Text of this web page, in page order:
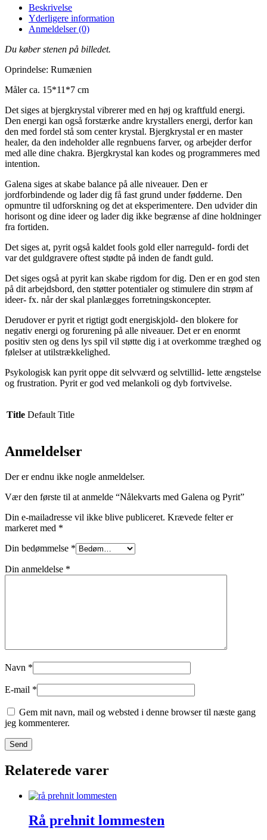
Pyrit
antal
Beskrivelse
Yderligere information
Anmeldelser (0)
Du køber stenen på billedet.
Oprindelse: Rumænien
Måler ca. 15*11*7 cm
Det siges at bjergkrystal vibrerer med en høj og kraftfuld energi.
Den energi kan også forstærke andre krystallers energi, derfor kan
den med fordel stå som center krystal. Bjergkrystal er en master
healer, da den indeholder alle regnbuens farver, og arbejder derfor
med alle dine chakra. Bjergkrystal kan kodes og programmeres med
intention.
Galena siges at skabe balance på alle niveauer. Den er
jordforbindende og lader dig få fast grund under fødderne. Den
opmuntre til udforskning og det at eksperimentere. Den udvider din
horisont og dine ideer og lader dig ikke begrænse af dine holdninger
fra fortiden.
Det siges at, pyrit også kaldet fools gold eller narreguld- fordi det
var det guldgravere oftest stødte på inden de fandt guld.
Det siges også at pyrit kan skabe rigdom for dig. Den er en god sten
på dit arbejdsbord, den støtter potentialer og stimulere din strøm af
ideer- fx. når der skal planlægges forretningskoncepter.
Derudover er pyrit et rigtigt godt energiskjold- den blokere for
negativ energi og forurening på alle niveauer. Det er en enormt
positiv sten og dens lys spil vil støtte dig i at overkomme træghed og
følelser at utilstrækkelighed.
Psykologisk kan pyrit oppe dit selvværd og selvtillid- lette ængstelse
og frustration. Pyrit er god ved melankoli og dyb fortvivelse.
Title Default Title
Anmeldelser
Der er endnu ikke nogle anmeldelser.
Vær den første til at anmelde “Nålekvarts med Galena og Pyrit”
Din e-mailadresse vil ikke blive publiceret. Krævede felter er
markeret med *
Din bedømmelse *
Din anmeldelse *
Navn *
E-mail *
Gem mit navn, mail og websted i denne browser til næste gang
jeg kommenterer.
Relaterede varer
Rå prehnit lommesten